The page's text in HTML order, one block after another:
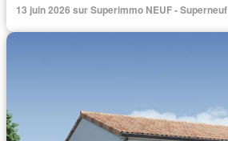
13 juin 2026 sur Superimmo NEUF - Superneuf